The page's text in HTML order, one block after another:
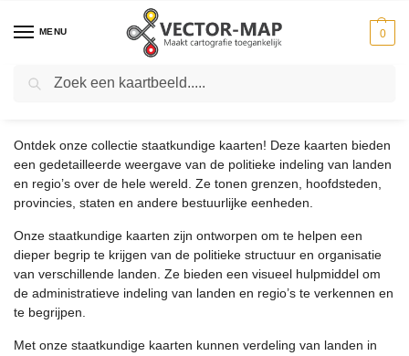
MENU 0
Ontdek onze collectie staatkundige kaarten! Deze kaarten bieden
een gedetailleerde weergave van de politieke indeling van landen
en regio’s over de hele wereld. Ze tonen grenzen, hoofdsteden,
provincies, staten en andere bestuurlijke eenheden.
Onze staatkundige kaarten zijn ontworpen om te helpen een
dieper begrip te krijgen van de politieke structuur en organisatie
van verschillende landen. Ze bieden een visueel hulpmiddel om
de administratieve indeling van landen en regio’s te verkennen en
te begrijpen.
Met onze staatkundige kaarten kunnen verdeling van landen in